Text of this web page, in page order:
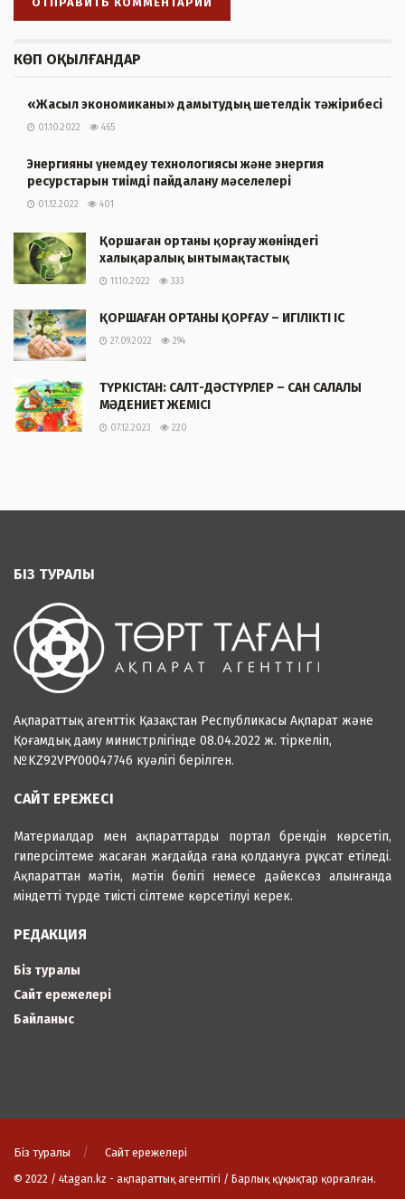
КӨП ОҚЫЛҒАНДАР
«Жасыл экономиканы» дамытудың шетелдік тәжірибесі
01.10.2022 465
Энергияны үнемдеу технологиясы және энергия
ресурстарын тиімді пайдалану мәселелері
01.12.2022 401
Қоршаған ортаны қорғау жөніндегі
халықаралық ынтымақтастық
11.10.2022 333
ҚОРШАҒАН ОРТАНЫ ҚОРҒАУ – ИГІЛІКТІ ІС
27.09.2022 294
ТҮРКІСТАН: САЛТ-ДӘСТҮРЛЕР – САН САЛАЛЫ
МӘДЕНИЕТ ЖЕМІСІ
07.12.2023 220
БІЗ ТУРАЛЫ
Ақпараттық агенттік Қазақстан Республикасы Ақпарат және
Қоғамдық даму министрлігінде 08.04.2022 ж. тіркеліп,
№KZ92VPY00047746 куәлігі берілген.
САЙТ ЕРЕЖЕСІ
Материалдар мен ақпараттарды портал брендін көрсетіп,
гиперсілтеме жасаған жағдайда ғана қолдануға рұқсат етіледі.
Ақпараттан мәтін, мәтін бөлігі немесе дәйексөз алынғанда
міндетті түрде тиісті сілтеме көрсетілуі керек.
РЕДАКЦИЯ
Біз туралы
Сайт ережелері
Байланыс
Біз туралы Сайт ережелері
© 2022 / 4tagan.kz - ақпараттық агенттігі / Барлық құқықтар қорғалған.